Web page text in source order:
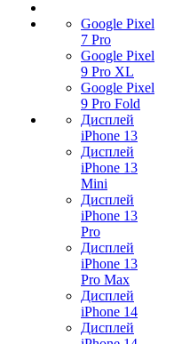
Google Pixel
7 Pro
Google Pixel
9 Pro XL
Google Pixel
9 Pro Fold
Дисплей
iPhone 13
Дисплей
iPhone 13
Mini
Дисплей
iPhone 13
Pro
Дисплей
iPhone 13
Pro Max
Дисплей
iPhone 14
Дисплей